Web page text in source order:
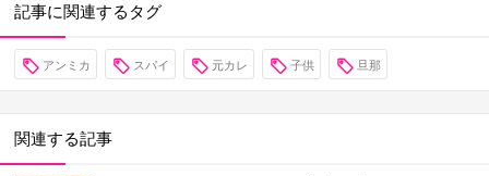
記事に関連するタグ
アンミカ スパイ 元カレ 子供 旦那
関連する記事